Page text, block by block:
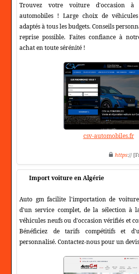
Trouvez votre voiture d'occasion à
automobiles ! Large choix de
adaptés à tous les budgets. Conseils
reprise possible. Faites confiance à
achat en toute sérénité !
csv-automobiles.fr
https://
Import voiture en Algérie
Auto gm facilite l'importation de
d'un service complet, de la sélection à
véhicules neufs ou d'occasion vérifiés et
Bénéficiez de tarifs compétitifs et
personnalisé. Contactez-nous pour un